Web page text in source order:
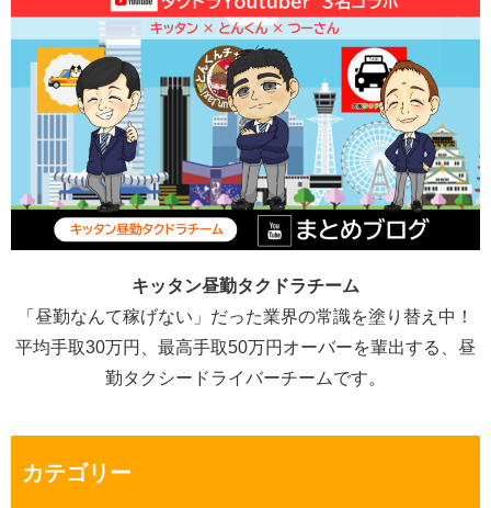
キッタン昼勤タクドラチーム
「昼勤なんて稼げない」だった業界の常識を塗り替え中！
平均手取30万円、最高手取50万円オーバーを輩出する、昼
勤タクシードライバーチームです。
カテゴリー